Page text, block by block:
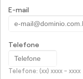
E-mail
Telefone
Telefone: (xx) xxxx - xxxx